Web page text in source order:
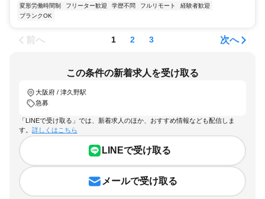
変形労働時間制 フリーター歓迎 学歴不問 フルリモート
経験者歓迎
ブランクOK
前へ 1 2 3 次へ
この条件の新着求人を受け取る
大阪府 / 津久野駅
急募
「LINEで受け取る」では、新着求人のほか、おすすめ情報なども配信しま
す。 詳しくはこちら
LINEで受け取る
メールで受け取る